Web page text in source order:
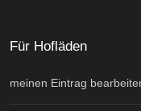
Für Hofläden
meinen Eintrag